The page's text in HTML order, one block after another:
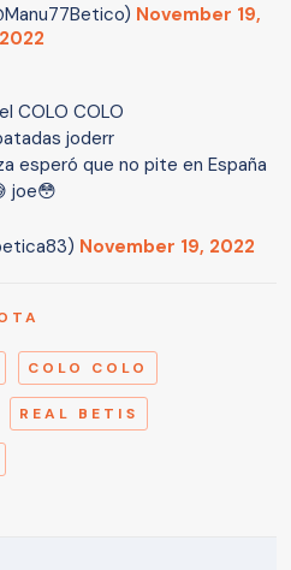
November 19,
2022
COLO COLO
joderr
esperó que no pite en España
joe😳
November 19, 2022
COLO COLO
REAL BETIS